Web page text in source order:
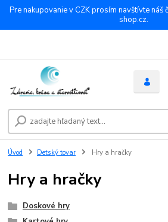
Pre nakupovanie v CZK prosím navštívte
shop.cz.
Úvod Detský tovar Hry a hračky
Hry a hračky
Doskové hry